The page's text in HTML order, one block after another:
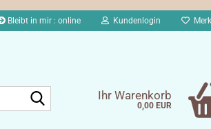
Bleibt in mir : online Kundenlogin
Ihr Warenkorb
0,00 EUR